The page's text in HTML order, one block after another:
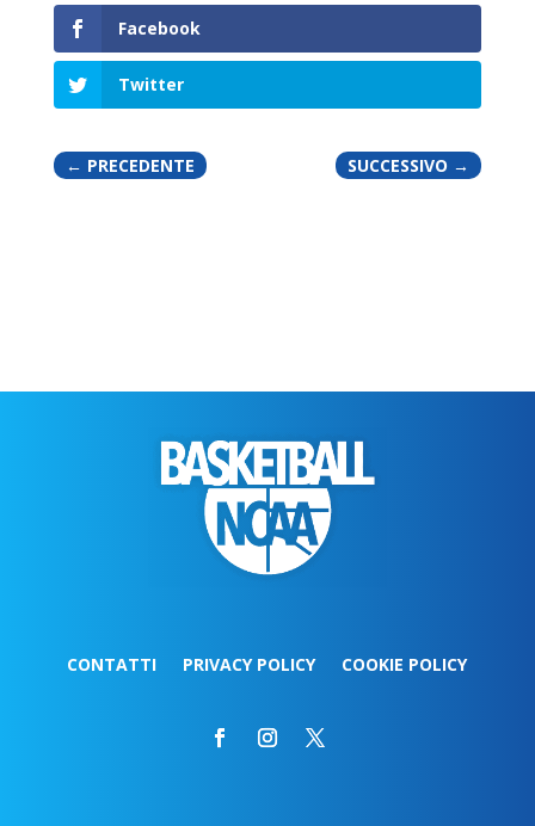
Facebook
Twitter
← PRECEDENTE SUCCESSIVO →
CONTATTI PRIVACY POLICY COOKIE POLICY